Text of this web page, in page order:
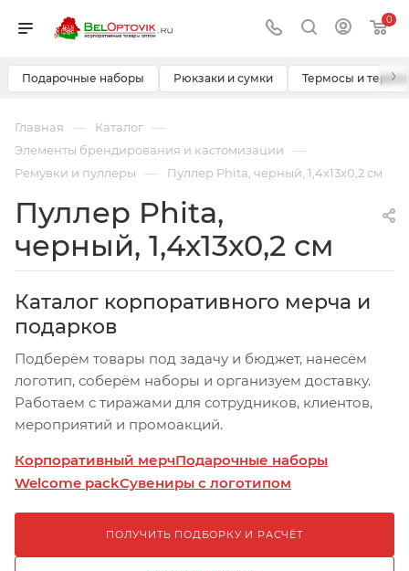
0
Подарочные наборы Рюкзаки и сумки Термосы и ›
Главная — Каталог —
Элементы брендирования и кастомизации —
Ремувки и пуллеры — Пуллер Phita, черный, 1,4х13х0,2 см
Пуллер Phita,
черный, 1,4х13х0,2 см
Каталог корпоративного мерча и
подарков
Подберём товары под задачу и бюджет, нанесём
логотип, соберём наборы и организуем доставку.
Работаем с тиражами для сотрудников, клиентов,
мероприятий и промоакций.
Корпоративный мерчПодарочные наборы
Welcome packСувениры с логотипом
ПОЛУЧИТЬ ПОДБОРКУ И РАСЧЁТ